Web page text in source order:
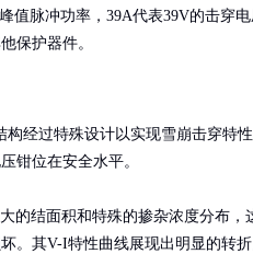
值脉冲功率，39A代表39V的击穿
保护器件。
构经过特殊设计以实现雪崩击穿特
钳位在安全水平。
的结面积和特殊的掺杂浓度分布，
。其V-I特性曲线展现出明显的转